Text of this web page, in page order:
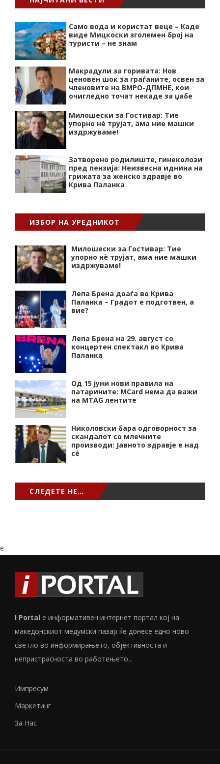
Само вода и користат веце – Каде
виде Мицкоски зголемен број на
туристи – не знам
Макрадули за горивата: Нов
ценовен шок за граѓаните, освен за
членовите на ВМРО-ДПМНЕ, кои
очигледно точат некаде за џабе
Милошески за Гостивар: Тие
упорно нѐ трујат, ама ние машки
издржуваме!
Затворено родилиште, гинеколози
пред пензија: Неизвесна иднина на
грижата за женско здравје во
Крива Паланка
ИЗБОР НА УРЕДНИКОТ
Милошески за Гостивар: Тие
упорно нѐ трујат, ама ние машки
издржуваме!
Лепа Брена доаѓа во Крива
Паланка – Градот е подготвен, а
вие?
Лепа Брена на 29. август со
концертен спектакл во Крива
Паланка
Од 15 јуни нови правила на
патарините: MCard нема да важи
на MTAG лентите
Николовски бара одговорност за
скандалот со млечните
производи: Јавното здравје е над
сѐ
СЛЕДЕТЕ НЕ…
e
I Portal е информативен интернет портал кој на
македонскиот медумски пазар ќе донесе едно ново
светло во информирањето, објективноста и
непристрасноста во работењето...
Импресум
Маркетинг
За Нас